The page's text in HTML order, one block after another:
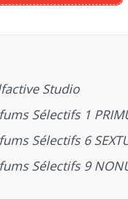
Studio
Sélectifs 1
Sélectifs 6
Sélectifs 9